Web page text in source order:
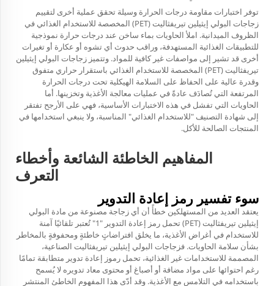
توفر اختبارات مقاومة درجات الحرارة وسيلة تحقق عملية أخرى لتقييم
زجاجات البولي إيثيلين تيريفثاليت (PET) المخصصة للاستخدام الغذائي في
الظروف الميدانية. املأ الحاويات بماء ساخن عند درجات حرارة نموذجية
للتطبيقات الغذائية المستهدفة، وراقب حدوث أي تشوه أو عكارة أو تغيرات
أخرى قد تشير إلى مواصفات غير كافية للمواد. وتتميز زجاجات البولي إيثيلين
تيريفثاليت (PET) المخصصة للاستخدام الغذائي باستقرار حراري متفوق
وقدرة عالية على الحفاظ على السلامة الهيكلية تحت درجات الحرارة
المرتفعة التي تُصادَف عادةً في عمليات معالجة الأغذية وتخزينها. أما
الحاويات التي تفشل في هذه الاختبارات الأساسية، فهي على الأرجح تفتقر
إلى شهادة التصنيف "للاستخدام الغذائي" المناسبة، ولا ينبغي استخدامها في
المنتجات الصالحة للأكل.
المفاهيم الخاطئة الشائعة وأخطاء
التعرف
سوء تفسير رمز إعادة التدوير
يعتقد العديد من المستهلكين خطأً أن أي زجاجة مصنوعة من مادة البولي
إيثيلين تيريفثاليت (PET) تحمل رمز إعادة التدوير "1" تُعتبر تلقائيًا آمنة
للاستخدام في أغراض الأغذية، ما يخلق افتراضاتٍ خاطئةٍ ومحفوفةٍ بالمخاطر
بشأن سلامة الحاويات. فزجاجات البولي إيثيلين تيريفثاليت الصناعية،
المصممة للاستخدامات غير الغذائية، تحمل رموز إعادة تدوير متطابقة تمامًا
رغم احتوائها على مواد مضافة أو أصباغ أو محتوى معاد تدويره لا يُسمح
باستخدامه في التلامس مع الأغذية. وقد أدّى هذا المفهوم الخاطئ المنتشر